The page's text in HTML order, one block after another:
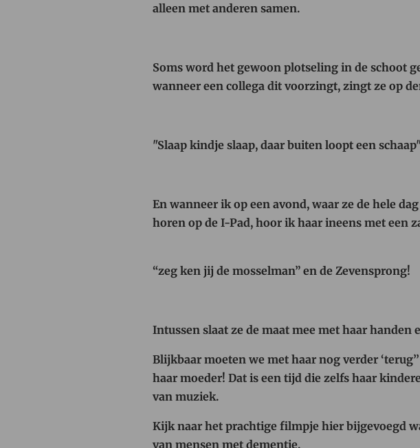
alleen met anderen samen.
Soms word het gewoon plotseling in de schoot
wanneer een collega dit voorzingt, zingt ze op
"Slaap kindje slaap, daar buiten loopt een
En wanneer ik op een avond, waar ze de hele
horen op de I-Pad, hoor ik haar ineens met een
“zeg ken jij de mosselman” en de Zevensprong!
Intussen slaat ze de maat mee met haar handen
Blijkbaar moeten we met haar nog verder
haar moeder! Dat is een tijd die zelfs haar
van muziek.
Kijk naar het prachtige filmpje hier bijgevoegd
van mensen met dementie.